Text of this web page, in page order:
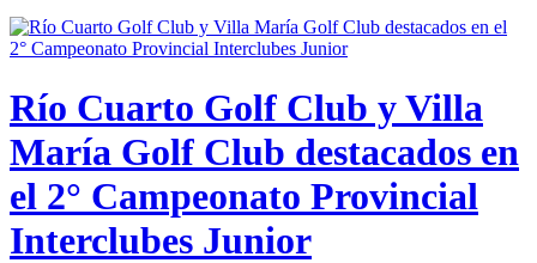
Río Cuarto Golf Club y Villa
María Golf Club destacados en
el 2° Campeonato Provincial
Interclubes Junior